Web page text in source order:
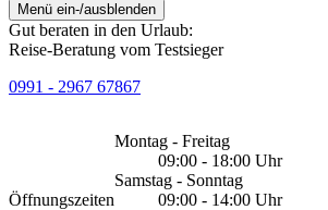
Menü ein-/ausblenden
Gut beraten in den Urlaub:
Reise-Beratung vom Testsieger
0991 - 2967 67867
Öffnungszeiten
Montag - Freitag
09:00 - 18:00 Uhr
Samstag - Sonntag
09:00 - 14:00 Uhr